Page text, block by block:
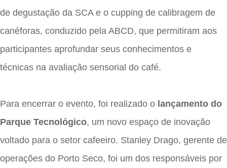
de degustação da SCA e o cupping de calibragem de
canéforas, conduzido pela ABCD, que permitiram aos
participantes aprofundar seus conhecimentos e
técnicas na avaliação sensorial do café.
Para encerrar o evento, foi realizado o lançamento do
Parque Tecnológico, um novo espaço de inovação
voltado para o setor cafeeiro. Stanley Drago, gerente de
operações do Porto Seco, foi um dos responsáveis por